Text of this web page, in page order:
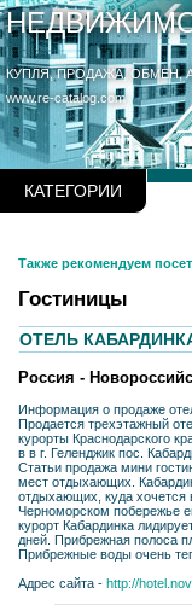
КУПЛЯ, ПРОДАЖА, ОБМЕН,
www.re-catalog.com
КАТЕГОРИИ
Также рекомендуем
Гостиницы
ОТЕЛЬ
Россия -
Информация о продаже
Продается трехэтажный
курорты Краснодарского
в в г. Геленджик пос.
Статьи продажа мини
мест отдыхающих.
отдыхающих, куда хочется
Черноморском побережье
курорт Кабардинка
дней. Прибрежная полоса
Прибрежные воды очень
Адрес сайта - http://